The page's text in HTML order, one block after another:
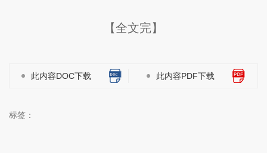
【全文完】
此内容DOC下载 此内容PDF下载
标签：